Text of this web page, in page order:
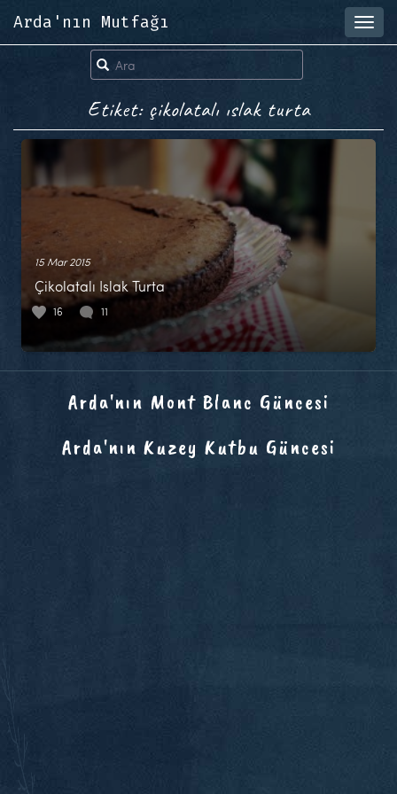
Arda'nın Mutfağı
Etiket: çikolatalı ıslak turta
15 Mar 2015
Çikolatalı Islak Turta
16 11
Arda'nın Mont Blanc Güncesi
Arda'nın Kuzey Kutbu Güncesi